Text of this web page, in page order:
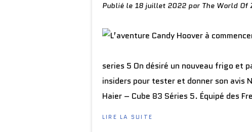
Publié le 18 juillet 2022 par The World Of
series 5 On désiré un nouveau frigo et
insiders pour tester et donner son avis
Haier – Cube 83 Séries 5. Équipé des
LIRE LA SUITE